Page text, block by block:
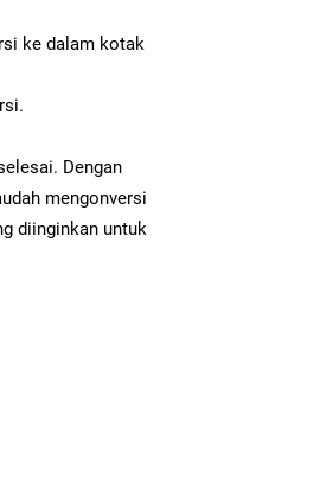
ke dalam kotak
Dengan
mengonversi
diinginkan untuk